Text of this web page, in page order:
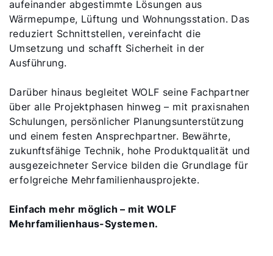
aufeinander abgestimmte Lösungen aus
Wärmepumpe, Lüftung und Wohnungsstation. Das
reduziert Schnittstellen, vereinfacht die
Umsetzung und schafft Sicherheit in der
Ausführung.
Darüber hinaus begleitet WOLF seine Fachpartner
über alle Projektphasen hinweg – mit praxisnahen
Schulungen, persönlicher Planungsunterstützung
und einem festen Ansprechpartner. Bewährte,
zukunftsfähige Technik, hohe Produktqualität und
ausgezeichneter Service bilden die Grundlage für
erfolgreiche Mehrfamilienhausprojekte.
Einfach mehr möglich – mit WOLF
Mehrfamilienhaus-Systemen.